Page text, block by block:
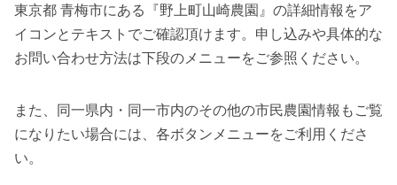
東京都 青梅市にある『野上町山崎農園』の詳細情報をア
イコンとテキストでご確認頂けます。申し込みや具体的な
お問い合わせ方法は下段のメニューをご参照ください。
また、同一県内・同一市内のその他の市民農園情報もご覧
になりたい場合には、各ボタンメニューをご利用くださ
い。